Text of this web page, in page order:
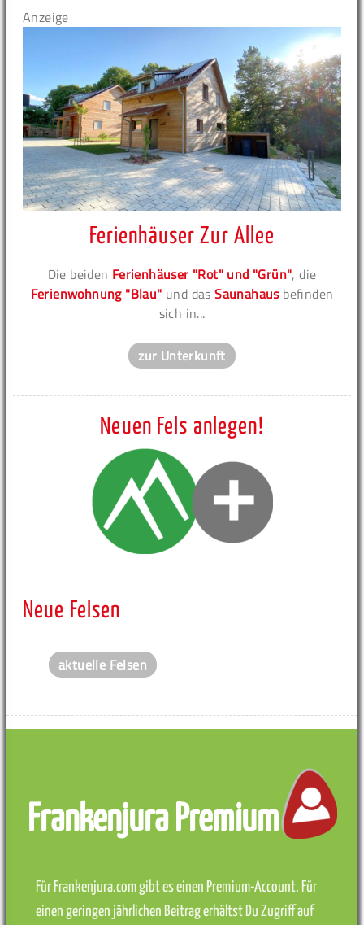
Anzeige
Ferienhäuser Zur Allee
Die beiden Ferienhäuser "Rot" und "Grün", die
Ferienwohnung "Blau" und dasSaunahausbefinden
sich in...
zur Unterkunft
Neuen Fels anlegen!
Neue Felsen
aktuelle Felsen
Frankenjura Premium
Für Frankenjura.com gibt es einen Premium-Account. Für
einen geringen jährlichen Beitrag erhältst Du Zugriff auf